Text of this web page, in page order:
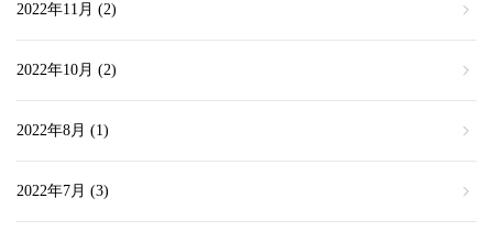
2022年11月 (2)
2022年10月 (2)
2022年8月 (1)
2022年7月 (3)